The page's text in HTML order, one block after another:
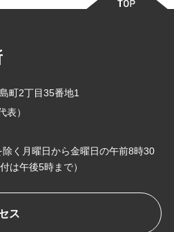
町2丁目35番地1
）
く月曜日から金曜日の午前8時30
は午後5時まで）
ス